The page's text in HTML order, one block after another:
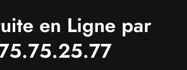
en Ligne par